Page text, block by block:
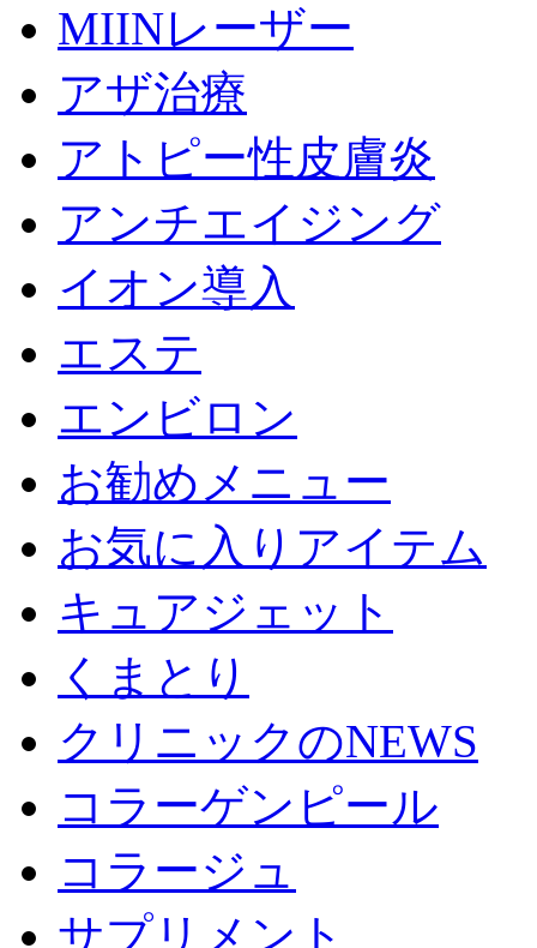
MIINレーザー
アザ治療
アトピー性皮膚炎
アンチエイジング
イオン導入
エステ
エンビロン
お勧めメニュー
お気に入りアイテム
キュアジェット
くまとり
クリニックのNEWS
コラーゲンピール
コラージュ
サプリメント